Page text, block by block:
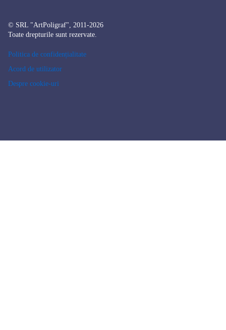
© SRL "ArtPoligraf", 2011-2026
Toate drepturile sunt rezervate.
Politica de confidențialitate
Acord de utilizator
Despre cookie-uri